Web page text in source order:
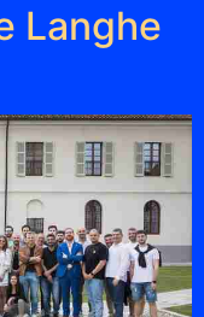
Langhe